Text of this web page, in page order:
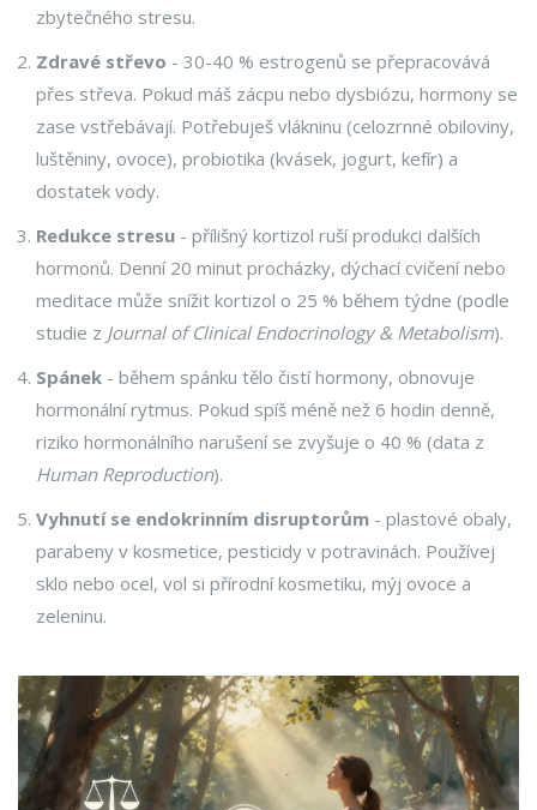
zbytečného stresu.
Zdravé střevo - 30-40 % estrogenů se přepracovává
přes střeva. Pokud máš zácpu nebo dysbiózu, hormony se
zase vstřebávají. Potřebuješ vlákninu (celozrnné obiloviny,
luštěniny, ovoce), probiotika (kvásek, jogurt, kefír) a
dostatek vody.
Redukce stresu - přílišný kortizol ruší produkci dalších
hormonů. Denní 20 minut procházky, dýchací cvičení nebo
meditace může snížit kortizol o 25 % během týdne (podle
studie z Journal of Clinical Endocrinology & Metabolism).
Spánek - během spánku tělo čistí hormony, obnovuje
hormonální rytmus. Pokud spíš méně než 6 hodin denně,
riziko hormonálního narušení se zvyšuje o 40 % (data z
Human Reproduction).
Vyhnutí se endokrinním disruptorům - plastové obaly,
parabeny v kosmetice, pesticidy v potravinách. Používej
sklo nebo ocel, vol si přírodní kosmetiku, mýj ovoce a
zeleninu.